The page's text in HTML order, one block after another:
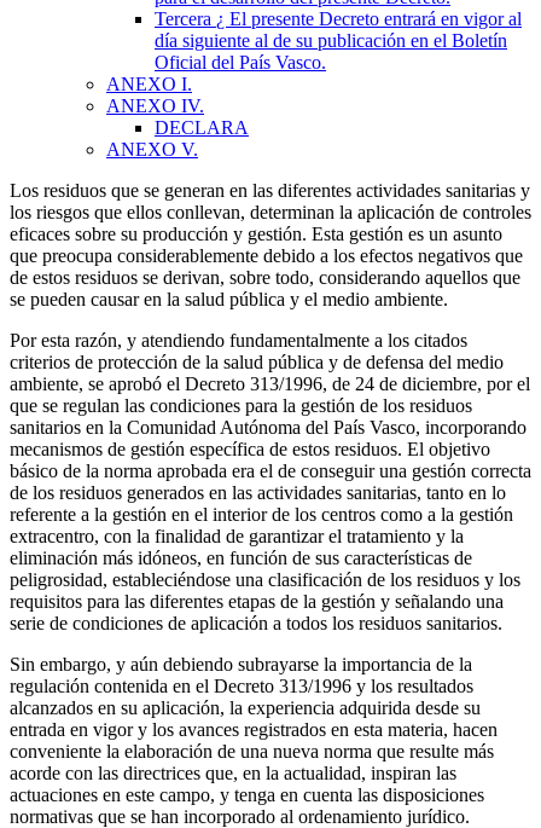
Tercera ¿ El presente Decreto entrará en vigor al
día siguiente al de su publicación en el Boletín
Oficial del País Vasco.
ANEXO I.
ANEXO IV.
DECLARA
ANEXO V.
Los residuos que se generan en las diferentes actividades sanitarias y
los riesgos que ellos conllevan, determinan la aplicación de controles
eficaces sobre su producción y gestión. Esta gestión es un asunto
que preocupa considerablemente debido a los efectos negativos que
de estos residuos se derivan, sobre todo, considerando aquellos que
se pueden causar en la salud pública y el medio ambiente.
Por esta razón, y atendiendo fundamentalmente a los citados
criterios de protección de la salud pública y de defensa del medio
ambiente, se aprobó el Decreto 313/1996, de 24 de diciembre, por el
que se regulan las condiciones para la gestión de los residuos
sanitarios en la Comunidad Autónoma del País Vasco, incorporando
mecanismos de gestión específica de estos residuos. El objetivo
básico de la norma aprobada era el de conseguir una gestión correcta
de los residuos generados en las actividades sanitarias, tanto en lo
referente a la gestión en el interior de los centros como a la gestión
extracentro, con la finalidad de garantizar el tratamiento y la
eliminación más idóneos, en función de sus características de
peligrosidad, estableciéndose una clasificación de los residuos y los
requisitos para las diferentes etapas de la gestión y señalando una
serie de condiciones de aplicación a todos los residuos sanitarios.
Sin embargo, y aún debiendo subrayarse la importancia de la
regulación contenida en el Decreto 313/1996 y los resultados
alcanzados en su aplicación, la experiencia adquirida desde su
entrada en vigor y los avances registrados en esta materia, hacen
conveniente la elaboración de una nueva norma que resulte más
acorde con las directrices que, en la actualidad, inspiran las
actuaciones en este campo, y tenga en cuenta las disposiciones
normativas que se han incorporado al ordenamiento jurídico.